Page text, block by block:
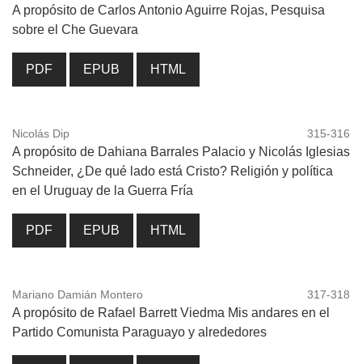
A propósito de Carlos Antonio Aguirre Rojas, Pesquisa
sobre el Che Guevara
PDF EPUB HTML
Nicolás Dip 315-316
A propósito de Dahiana Barrales Palacio y Nicolás Iglesias
Schneider, ¿De qué lado está Cristo? Religión y política
en el Uruguay de la Guerra Fría
PDF EPUB HTML
Mariano Damián Montero 317-318
A propósito de Rafael Barrett Viedma Mis andares en el
Partido Comunista Paraguayo y alrededores